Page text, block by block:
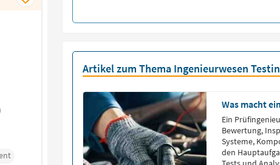
Artikel zum Thema Ingenieurwesen
Was macht
Ein
Bewertung,
Systeme,
den